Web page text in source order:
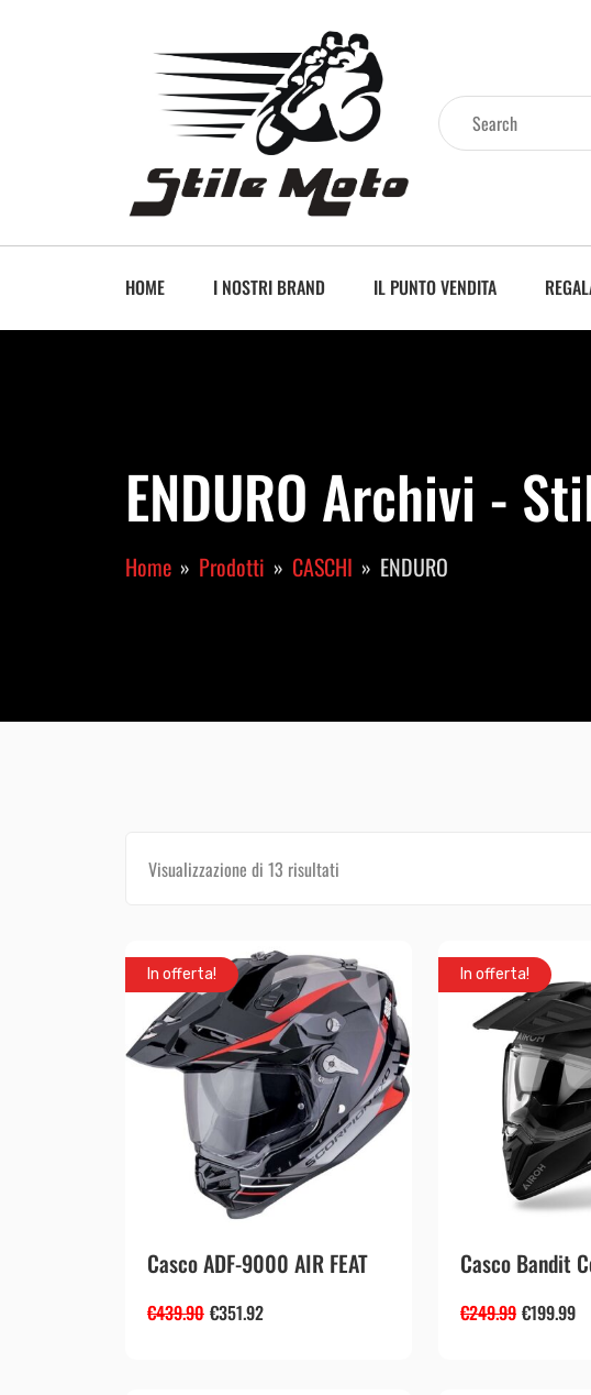
HOME I NOSTRI BRAND IL PUNTO VENDITA
ENDURO Archivi -
Home Prodotti CASCHI ENDURO
Visualizzazione di 13 risultati
In offerta!
Casco ADF-9000 AIR FEAT
€439.90 €351.92
In offerta!
Casco Bandit
€249.99 €199.99